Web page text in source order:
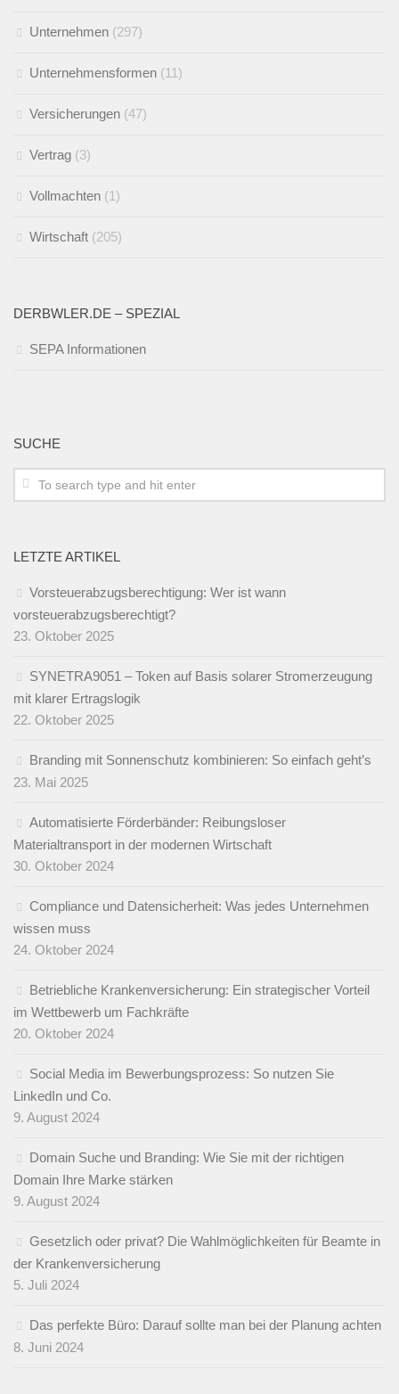
Unternehmen (297)
Unternehmensformen (11)
Versicherungen (47)
Vertrag (3)
Vollmachten (1)
Wirtschaft (205)
DERBWLER.DE – SPEZIAL
SEPA Informationen
SUCHE
LETZTE ARTIKEL
Vorsteuerabzugsberechtigung: Wer ist wann
vorsteuerabzugsberechtigt?
23. Oktober 2025
SYNETRA9051 – Token auf Basis solarer Stromerzeugung
mit klarer Ertragslogik
22. Oktober 2025
Branding mit Sonnenschutz kombinieren: So einfach geht’s
23. Mai 2025
Automatisierte Förderbänder: Reibungsloser
Materialtransport in der modernen Wirtschaft
30. Oktober 2024
Compliance und Datensicherheit: Was jedes Unternehmen
wissen muss
24. Oktober 2024
Betriebliche Krankenversicherung: Ein strategischer Vorteil
im Wettbewerb um Fachkräfte
20. Oktober 2024
Social Media im Bewerbungsprozess: So nutzen Sie
LinkedIn und Co.
9. August 2024
Domain Suche und Branding: Wie Sie mit der richtigen
Domain Ihre Marke stärken
9. August 2024
Gesetzlich oder privat? Die Wahlmöglichkeiten für Beamte in
der Krankenversicherung
5. Juli 2024
Das perfekte Büro: Darauf sollte man bei der Planung achten
8. Juni 2024